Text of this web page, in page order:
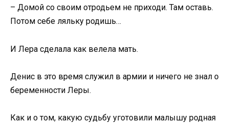
– Домой со своим отродьем не приходи. Там оставь.
Потом себе ляльку родишь…
И Лера сделала как велела мать.
Денис в это время служил в армии и ничего не знал о
беременности Леры.
Как и о том, какую судьбу уготовили малышу родная